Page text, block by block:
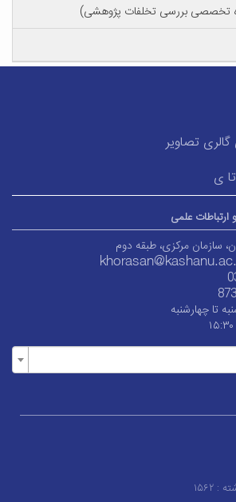
تخصصی بررسی تخلفات پژوهشی)
تصاویر
ی
علمی
سازمان مرکزی، طبقه دوم
تا چهارشنبه
۱۵۶۲